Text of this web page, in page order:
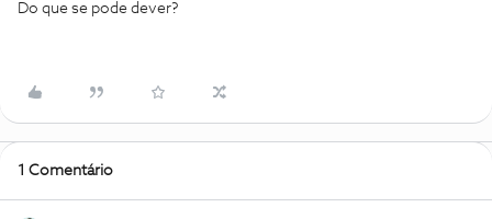
Do que se pode dever?
1 Comentário